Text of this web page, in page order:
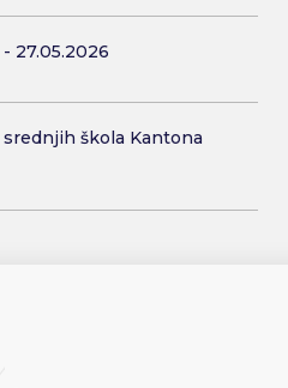
27.05.2026
srednjih škola Kantona